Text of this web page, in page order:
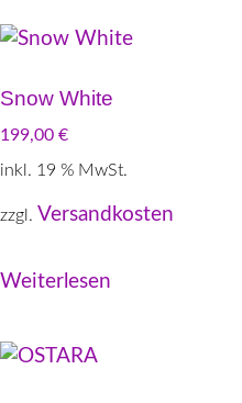
Snow White
199,00 €
inkl. 19 % MwSt.
zzgl. Versandkosten
Weiterlesen